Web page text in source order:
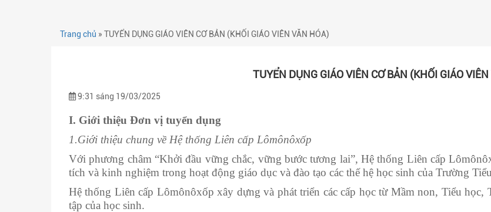
Trang chủ » TUYỂN DỤNG GIÁO VIÊN CƠ BẢN (KHỐI GIÁO VIÊN VĂN HÓA)
TUYỂN DỤNG GIÁO VIÊN CƠ BẢN (KHỐI GIÁO
9:31 sáng 19/03/2025
I. Giới thiệu Đơn vị tuyển dụng
1.Giới thiệu chung về Hệ thống Liên cấp Lômônôxốp
Với phương châm “Khởi đầu vững chắc, vững bước tương lai”, Hệ thống Liên cấp
tích và kinh nghiệm trong hoạt động giáo dục và đào tạo các thế hệ học sinh của Trường
Hệ thống Liên cấp Lômônôxốp xây dựng và phát triển các cấp học từ Mầm non, Tiểu
tập của học sinh.